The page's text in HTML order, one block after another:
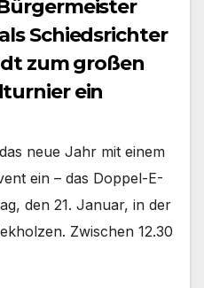
Schiedsrichter
zum großen
ein
neue Jahr mit einem
ein – das Doppel-E-
den 21. Januar, in der
Zwischen 12.30